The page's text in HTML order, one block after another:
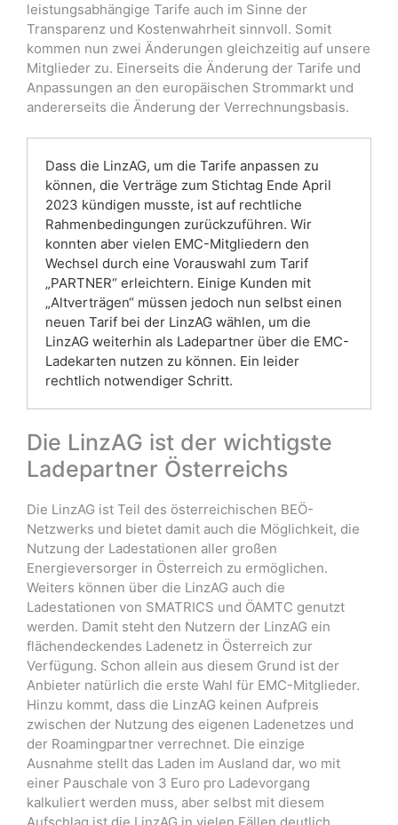
leistungsabhängige Tarife auch im Sinne der
Transparenz und Kostenwahrheit sinnvoll. Somit
kommen nun zwei Änderungen gleichzeitig auf unsere
Mitglieder zu. Einerseits die Änderung der Tarife und
Anpassungen an den europäischen Strommarkt und
andererseits die Änderung der Verrechnungsbasis.
Dass die LinzAG, um die Tarife anpassen zu
können, die Verträge zum Stichtag Ende April
2023 kündigen musste, ist auf rechtliche
Rahmenbedingungen zurückzuführen. Wir
konnten aber vielen EMC-Mitgliedern den
Wechsel durch eine Vorauswahl zum Tarif
„PARTNER“ erleichtern. Einige Kunden mit
„Altverträgen“ müssen jedoch nun selbst einen
neuen Tarif bei der LinzAG wählen, um die
LinzAG weiterhin als Ladepartner über die EMC-
Ladekarten nutzen zu können. Ein leider
rechtlich notwendiger Schritt.
Die LinzAG ist der wichtigste
Ladepartner Österreichs
Die LinzAG ist Teil des österreichischen BEÖ-
Netzwerks und bietet damit auch die Möglichkeit, die
Nutzung der Ladestationen aller großen
Energieversorger in Österreich zu ermöglichen.
Weiters können über die LinzAG auch die
Ladestationen von SMATRICS und ÖAMTC genutzt
werden. Damit steht den Nutzern der LinzAG ein
flächendeckendes Ladenetz in Österreich zur
Verfügung. Schon allein aus diesem Grund ist der
Anbieter natürlich die erste Wahl für EMC-Mitglieder.
Hinzu kommt, dass die LinzAG keinen Aufpreis
zwischen der Nutzung des eigenen Ladenetzes und
der Roamingpartner verrechnet. Die einzige
Ausnahme stellt das Laden im Ausland dar, wo mit
einer Pauschale von 3 Euro pro Ladevorgang
kalkuliert werden muss, aber selbst mit diesem